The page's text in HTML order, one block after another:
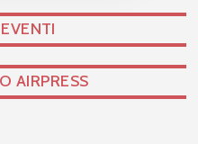
AIRPRESS